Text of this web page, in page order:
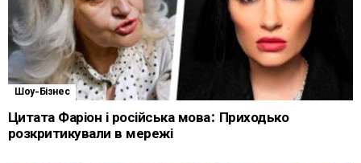
Шоу-Бізнес
Цитата Фаріон і російська мова: Приходько
розкритикували в мережі